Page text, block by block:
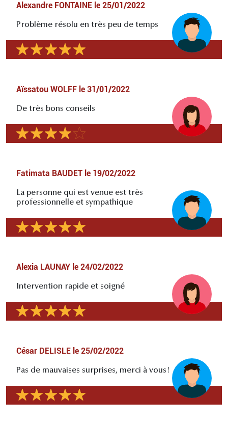
Alexandre FONTAINE le 25/01/2022
Problème résolu en très peu de temps
Aïssatou WOLFF le 31/01/2022
De très bons conseils
Fatimata BAUDET le 19/02/2022
La personne qui est venue est très
professionnelle et sympathique
Alexia LAUNAY le 24/02/2022
Intervention rapide et soigné
César DELISLE le 25/02/2022
Pas de mauvaises surprises, merci à vous!